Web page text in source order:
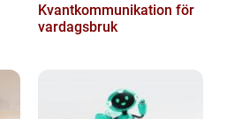
Kvantkommunikation för
vardagsbruk